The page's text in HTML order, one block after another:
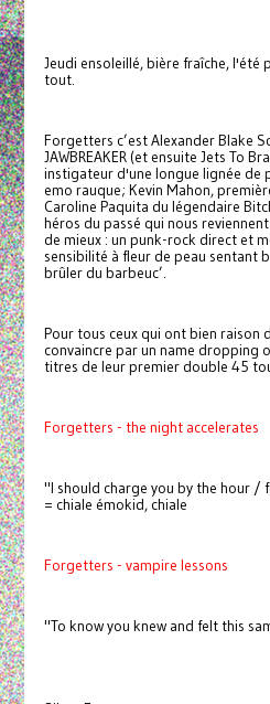
Jeudi ensoleillé, bière fraîche, l'été
tout.
Forgetters c’est Alexander Blake
JAWBREAKER (et ensuite Jets To
instigateur d'une longue lignée de
emo rauque; Kevin Mahon,
Caroline Paquita du légendaire
héros du passé qui nous
de mieux : un punk-rock direct et
sensibilité à fleur de peau sentant
brûler du barbeuc’.
Pour tous ceux qui ont bien raison
convaincre par un name dropping
titres de leur premier double 45
Forgetters - the night accelerates
"I should charge you by the hour /
= chiale émokid, chiale
Forgetters - vampire lessons
"To know you knew and felt this